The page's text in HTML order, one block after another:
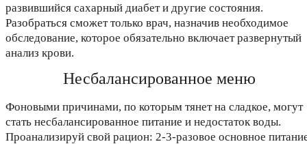
развившийся сахарный диабет и другие состояния.
Разобраться сможет только врач, назначив необходимое
обследование, которое обязательно включает развернутый
анализ крови.
Несбалансированное меню
Фоновыми причинами, по которым тянет на сладкое, могут
стать несбалансированное питание и недостаток воды.
Проанализируй свой рацион: 2-3-разовое основное